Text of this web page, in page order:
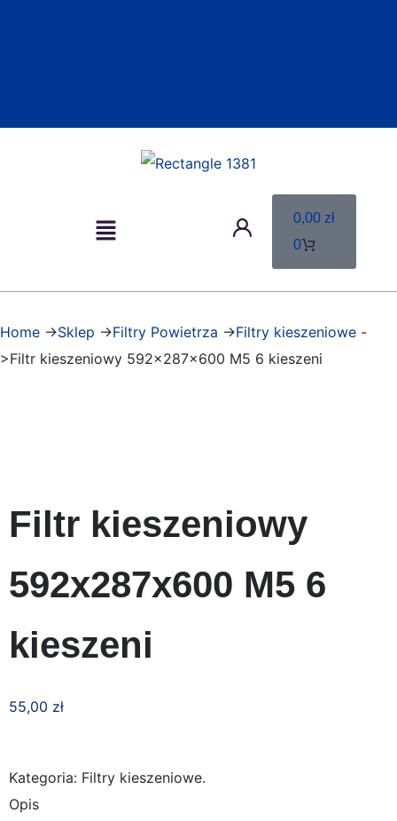
0,00 zł
0
Home ->Sklep ->Filtry Powietrza ->Filtry kieszeniowe -
>Filtr kieszeniowy 592x287x600 M5 6 kieszeni
Filtr kieszeniowy
592x287x600 M5 6
kieszeni
55,00 zł
Kategoria: Filtry kieszeniowe.
Opis